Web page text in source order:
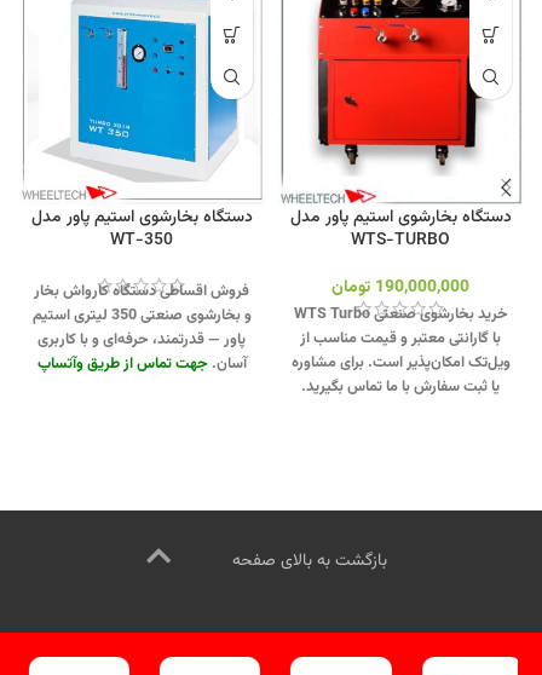
دستگاه بخارشوی استیم پاور مدل
WTS-TURBO
190,000,000 تومان
خرید بخارشوی صنعتی WTS Turbo
با گارانتی معتبر و قیمت مناسب از
ویل‌تک امکان‌پذیر است. برای مشاوره
یا ثبت سفارش با ما تماس بگیرید.
دستگاه بخارشوی استیم پاور مدل
350-WT
فروش اقساطی دستگاه کارواش بخار
و بخارشوی صنعتی 350 لیتری استیم
پاور — قدرتمند، حرفه‌ای و با کاربری
آسان. جهت تماس از طریق وآتساپ
بازگشت به بالای صفحه